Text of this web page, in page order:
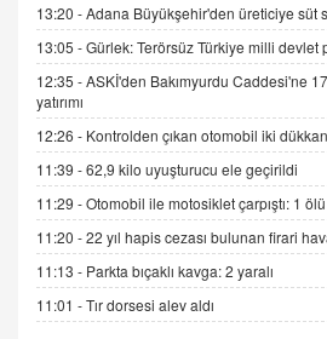
DR. EKREM ASLAN
Gerçek Ne, Algı Ne?
Cümlesinin Peşinden
GÖNÜL MENEKŞE
Şifacının Yolu
04.11.2025 12:56
AV. RÜMEYSA ÖZKALE
Kira Uyuşmazlıklarında
Arabulucuya Başvuru
13:20 -Adana Büyükşehir'den üreticiye süt
13:05 -Gürlek: Terörsüz Türkiye milli devlet
12:35 -ASKİ'den Bakımyurdu Caddesi'ne
yatırımı
12:26 - Kontrolden çıkan otomobil iki
11:39 -62,9 kilo uyuşturucu ele geçirildi
11:29 -Otomobil ile motosiklet çarpıştı: 1 ölü
11:20 -22 yıl hapis cezası bulunan firari
11:13 - Parkta bıçaklı kavga: 2 yaralı
11:01 -Tır dorsesi alev aldı